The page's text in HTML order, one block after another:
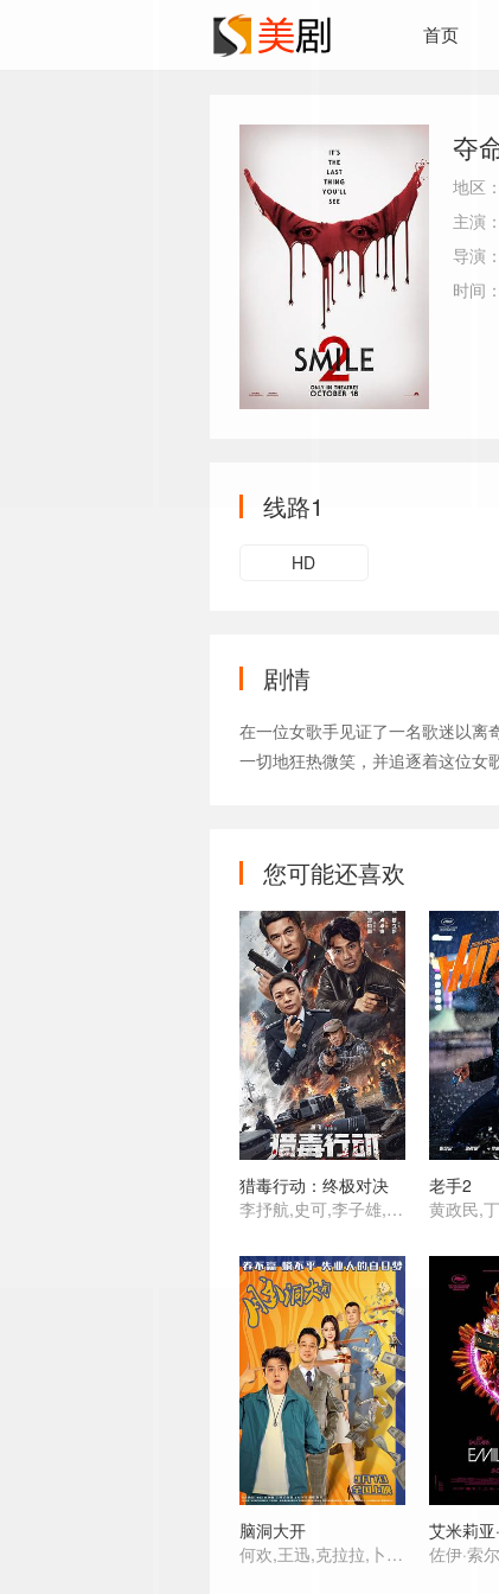
首页
夺
地区：
主演：
导演：
时间：
线路1
HD
剧情
在一位女歌手见证了一名歌迷以离
一切地狂热微笑，并追逐着这位女
您可能还喜欢
猎毒行动：终极对决
李抒航,史可,李子雄,郑钧颢,卢卓婕,穆立新,倪土,陈宇星
老手2
脑洞大开
何欢,王迅,克拉拉,卜钰,孙越,九孔,李百惠,李小胖
艾米莉亚